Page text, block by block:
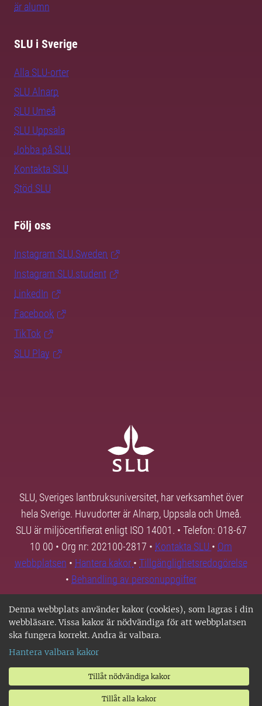
Denna webbplats använder kakor (cookies), som lagras i din
webbläsare. Vissa kakor är nödvändiga för att webbplatsen
ska fungera korrekt. Andra är valbara.
Hantera valbara kakor
Tillåt nödvändiga kakor
Tillåt alla kakor
är alumn
SLU i Sverige
Alla SLU-orter
SLU Alnarp
SLU Umeå
SLU Uppsala
Jobba på SLU
Kontakta SLU
Stöd SLU
Följ oss
Instagram SLU.Sweden
Instagram SLU.student
LinkedIn
Facebook
TikTok
SLU Play
SLU, Sveriges lantbruksuniversitet, har verksamhet över
hela Sverige. Huvudorter är Alnarp, Uppsala och Umeå.
SLU är miljöcertifierat enligt ISO 14001. • Telefon: 018-67
10 00 • Org nr: 202100-2817 • Kontakta SLU • Om
webbplatsen • Hantera kakor • Tillgänglighetsredogörelse
• Behandling av personuppgifter